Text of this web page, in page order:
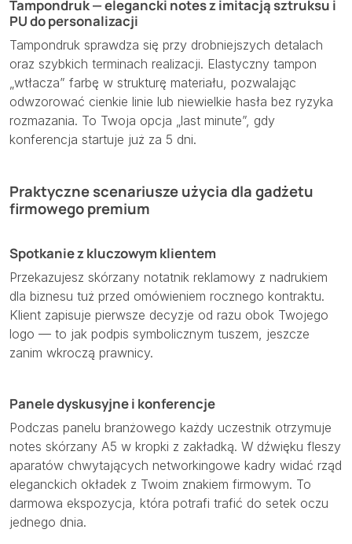
Tampondruk — elegancki notes z imitacją sztruksu i
PU do personalizacji
Tampondruk sprawdza się przy drobniejszych detalach
oraz szybkich terminach realizacji. Elastyczny tampon
„wtłacza” farbę w strukturę materiału, pozwalając
odwzorować cienkie linie lub niewielkie hasła bez ryzyka
rozmazania. To Twoja opcja „last minute”, gdy
konferencja startuje już za 5 dni.
Praktyczne scenariusze użycia dla gadżetu
firmowego premium
Spotkanie z kluczowym klientem
Przekazujesz skórzany notatnik reklamowy z nadrukiem
dla biznesu tuż przed omówieniem rocznego kontraktu.
Klient zapisuje pierwsze decyzje od razu obok Twojego
logo — to jak podpis symbolicznym tuszem, jeszcze
zanim wkroczą prawnicy.
Panele dyskusyjne i konferencje
Podczas panelu branżowego każdy uczestnik otrzymuje
notes skórzany A5 w kropki z zakładką. W dźwięku fleszy
aparatów chwytających networkingowe kadry widać rząd
eleganckich okładek z Twoim znakiem firmowym. To
darmowa ekspozycja, która potrafi trafić do setek oczu
jednego dnia.